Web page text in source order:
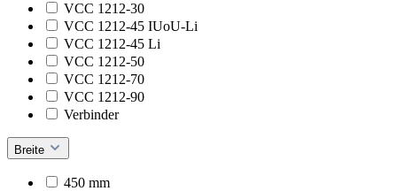
VCC 1212-30
VCC 1212-45 IUoU-Li
VCC 1212-45 Li
VCC 1212-50
VCC 1212-70
VCC 1212-90
Verbinder
Breite
450 mm